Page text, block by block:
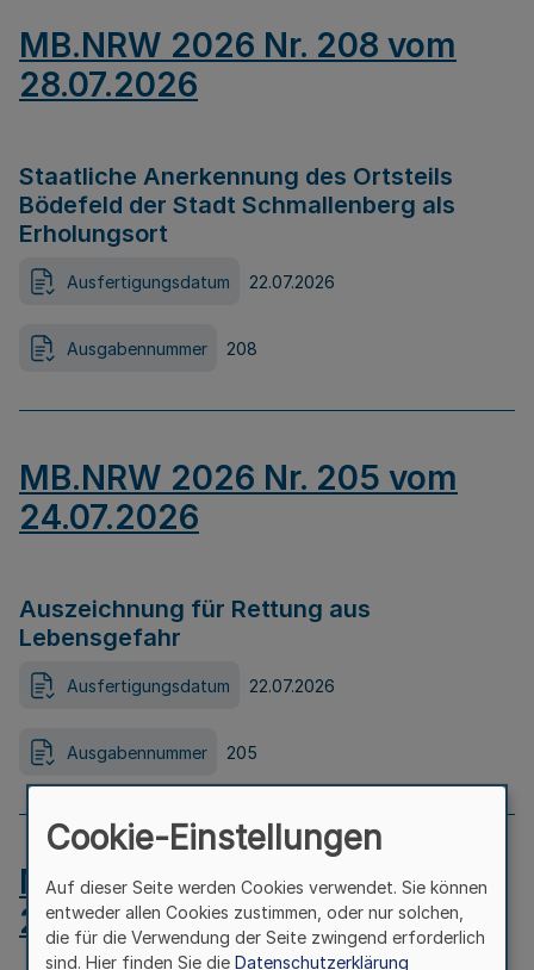
MB.NRW 2026 Nr. 208 vom
28.07.2026
Staatliche Anerkennung des Ortsteils
Bödefeld der Stadt Schmallenberg als
Erholungsort
Ausfertigungsdatum 22.07.2026
Ausgabennummer 208
MB.NRW 2026 Nr. 205 vom
24.07.2026
Auszeichnung für Rettung aus
Lebensgefahr
Ausfertigungsdatum 22.07.2026
Ausgabennummer 205
MB.NRW 2026 Nr. 204 vom
24.07.2026
Cookie-Einstellungen
Auf dieser Seite werden Cookies verwendet. Sie können
entweder allen Cookies zustimmen, oder nur solchen,
die für die Verwendung der Seite zwingend erforderlich
sind. Hier finden Sie die Datenschutzerklärung